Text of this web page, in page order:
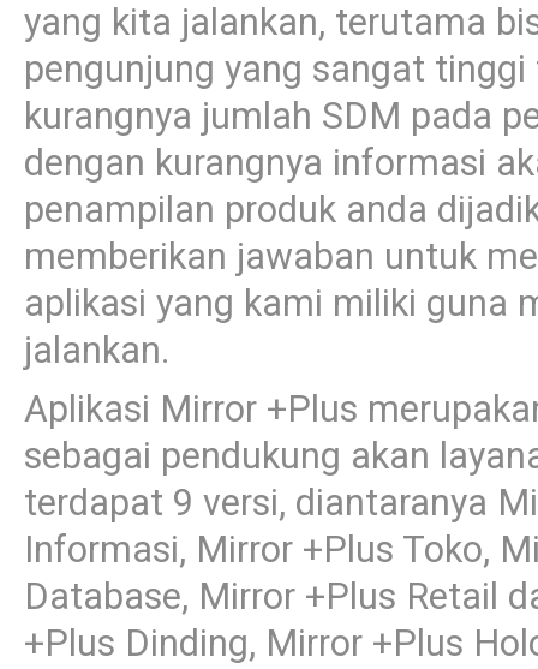
yang kita jalankan, terutama
pengunjung yang sangat
kurangnya jumlah SDM pada
dengan kurangnya informasi
penampilan produk anda
memberikan jawaban untuk
aplikasi yang kami miliki guna
jalankan.
Aplikasi Mirror +Plus
sebagai pendukung akan
terdapat 9 versi, diantaranya
Informasi, Mirror +Plus Toko,
Database, Mirror +Plus Retail
+Plus Dinding, Mirror +Plus